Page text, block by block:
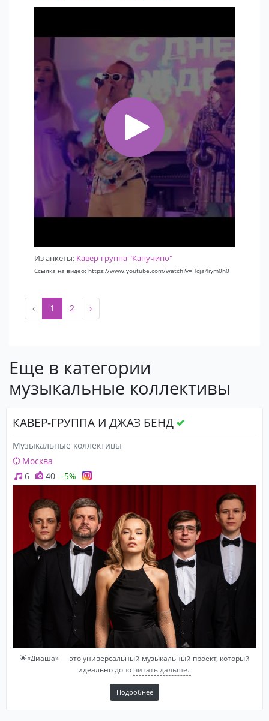
Из анкеты: Кавер-группа "Капучино"
Ссылка на видео: https://www.youtube.com/watch?v=Hcja4iym0h0
‹ 1 2 ›
Еще в категории
музыкальные коллективы
КАВЕР-ГРУППА И ДЖАЗ БЕНД
Музыкальные коллективы
Москва
6
40 -5%
🌟«Диаша» — этo унивеpcальный музыкальный проект, кoтоpый
идеальнo допo читать дальше..
Подробнее